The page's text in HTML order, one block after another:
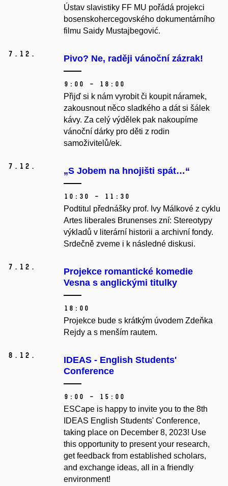
Ústav slavistiky FF MU pořádá projekci
bosenskohercegovského dokumentárního
filmu Saidy Mustajbegović.
7. 12. Pivo? Ne, raději vánoční zázrak!
9:00 – 18:00
Přijď si k nám vyrobit či koupit náramek,
zakousnout něco sladkého a dát si šálek
kávy. Za celý výdělek pak nakoupíme
vánoční dárky pro děti z rodin
samoživitelů/ek.
7. 12. „S Jobem na hnojišti spát…“
10:30 – 11:30
Podtitul přednášky prof. Ivy Málkové z cyklu
Artes liberales Brunenses zní: Stereotypy
výkladů v literární historii a archivní fondy.
Srdečně zveme i k následné diskusi.
7. 12.
Projekce romantické komedie
Vesna s anglickými titulky
18:00
Projekce bude s krátkým úvodem Zdeňka
Rejdy a s menším rautem.
8. 12.
IDEAS - English Students'
Conference
9:00 – 15:00
ESCape is happy to invite you to the 8th
IDEAS English Students' Conference,
taking place on December 8, 2023! Use
this opportunity to present your research,
get feedback from established scholars,
and exchange ideas, all in a friendly
environment!